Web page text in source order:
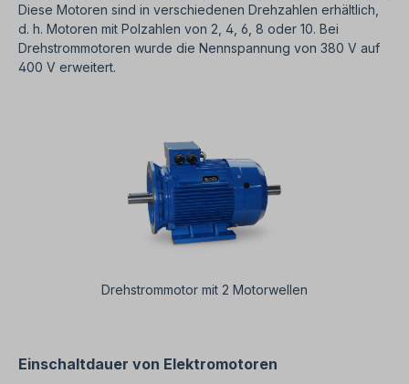
Diese Motoren sind in verschiedenen Drehzahlen erhältlich,
d. h. Motoren mit Polzahlen von 2, 4, 6, 8 oder 10. Bei
Drehstrommotoren wurde die Nennspannung von 380 V auf
400 V erweitert.
Drehstrommotor mit 2 Motorwellen
Einschaltdauer von Elektromotoren